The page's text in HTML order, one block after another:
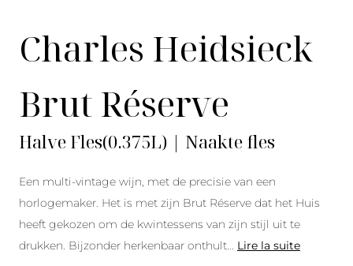
Charles Heidsieck
Brut Réserve
Halve Fles(0.375L) | Naakte fles
Een multi-vintage wijn, met de precisie van een
horlogemaker. Het is met zijn Brut Réserve dat het Huis
heeft gekozen om de kwintessens van zijn stijl uit te
drukken. Bijzonder herkenbaar onthult
Lire la suite